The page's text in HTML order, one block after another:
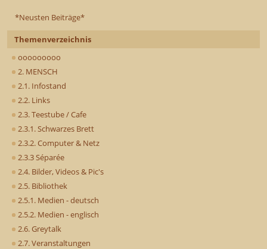
*Neusten Beiträge*
Themenverzeichnis
ooooooooo
2. MENSCH
2.1. Infostand
2.2. Links
2.3. Teestube / Cafe
2.3.1. Schwarzes Brett
2.3.2. Computer & Netz
2.3.3 Séparée
2.4. Bilder, Videos & Pic's
2.5. Bibliothek
2.5.1. Medien - deutsch
2.5.2. Medien - englisch
2.6. Greytalk
2.7. Veranstaltungen